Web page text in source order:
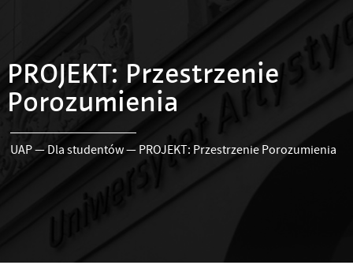
PROJEKT: Przestrzenie
Porozumienia
UAP— Dla studentów— PROJEKT: Przestrzenie Porozumienia